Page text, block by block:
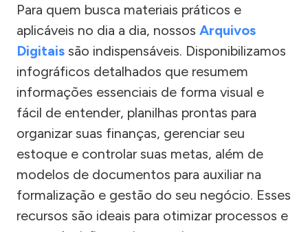
Para quem busca materiais práticos e
aplicáveis no dia a dia, nossos Arquivos
Digitais são indispensáveis. Disponibilizamos
infográficos detalhados que resumem
informações essenciais de forma visual e
fácil de entender, planilhas prontas para
organizar suas finanças, gerenciar seu
estoque e controlar suas metas, além de
modelos de documentos para auxiliar na
formalização e gestão do seu negócio. Esses
recursos são ideais para otimizar processos e